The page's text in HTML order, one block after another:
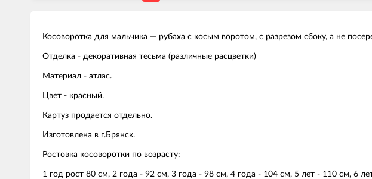
Косоворотка для мальчика — рубаха с косым воротом, с разрезом сбоку, а не
Отделка - декоративная тесьма (различные расцветки)
Материал - атлас.
Цвет - красный.
Картуз продается отдельно.
Изготовлена в г.Брянск.
Ростовка косоворотки по возрасту:
1 год рост 80 см, 2 года - 92 см, 3 года - 98 см, 4 года - 104 см, 5 лет - 110 см, 6